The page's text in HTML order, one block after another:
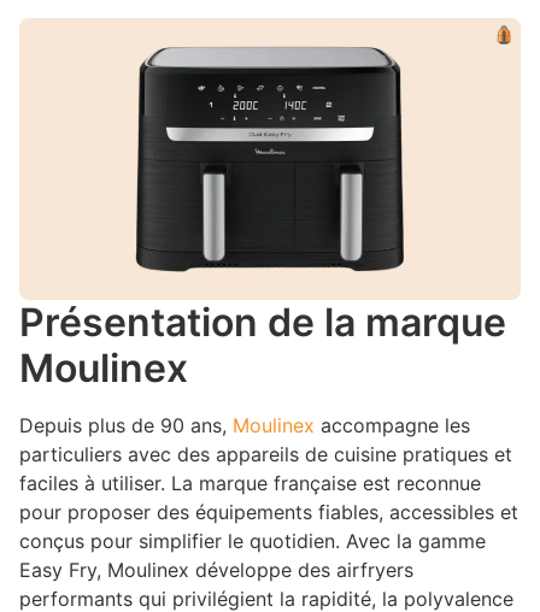
Présentation de la marque
Moulinex
Depuis plus de 90 ans, Moulinex accompagne les
particuliers avec des appareils de cuisine pratiques et
faciles à utiliser. La marque française est reconnue
pour proposer des équipements fiables, accessibles et
conçus pour simplifier le quotidien. Avec la gamme
Easy Fry, Moulinex développe des airfryers
performants qui privilégient la rapidité, la polyvalence